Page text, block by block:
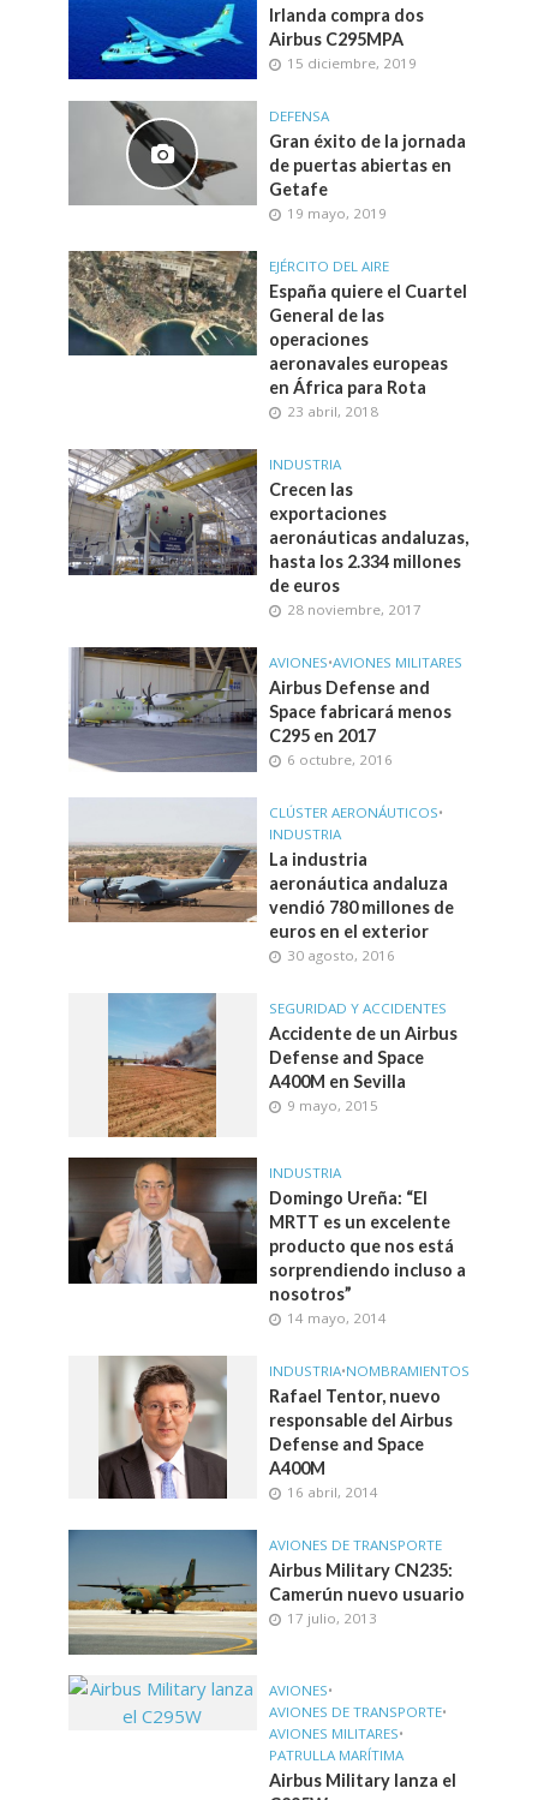
Irlanda compra dos
Airbus C295MPA
15 diciembre, 2019
DEFENSA
Gran éxito de la jornada
de puertas abiertas en
Getafe
19 mayo, 2019
EJÉRCITO DEL AIRE
España quiere el Cuartel
General de las
operaciones
aeronavales europeas
en África para Rota
23 abril, 2018
INDUSTRIA
Crecen las
exportaciones
aeronáuticas andaluzas,
hasta los 2.334 millones
de euros
28 noviembre, 2017
AVIONES•AVIONES MILITARES
Airbus Defense and
Space fabricará menos
C295 en 2017
6 octubre, 2016
CLÚSTER AERONÁUTICOS•
INDUSTRIA
La industria
aeronáutica andaluza
vendió 780 millones de
euros en el exterior
30 agosto, 2016
SEGURIDAD Y ACCIDENTES
Accidente de un Airbus
Defense and Space
A400M en Sevilla
9 mayo, 2015
INDUSTRIA
Domingo Ureña: “El
MRTT es un excelente
producto que nos está
sorprendiendo incluso a
nosotros”
14 mayo, 2014
INDUSTRIA•NOMBRAMIENTOS
Rafael Tentor, nuevo
responsable del Airbus
Defense and Space
A400M
16 abril, 2014
AVIONES DE TRANSPORTE
Airbus Military CN235:
Camerún nuevo usuario
17 julio, 2013
AVIONES•
AVIONES DE TRANSPORTE•
AVIONES MILITARES•
PATRULLA MARÍTIMA
Airbus Military lanza el